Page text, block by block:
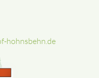
hohnsbehn.de